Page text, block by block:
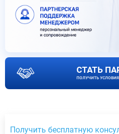
СТАТЬ
ПОЛУЧИТЬ
Получить бесплатную